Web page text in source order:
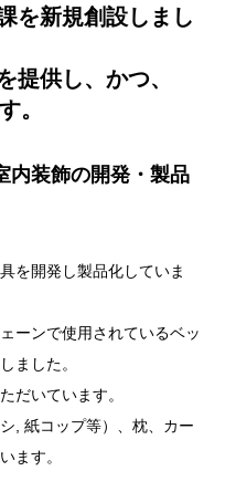
を新規創設しまし
提供し、かつ、
。
内装飾の開発・製品
を開発し製品化していま
ーンで使用されているベッ
ました。
だいています。
, 紙コップ等）、枕、カー
ます。